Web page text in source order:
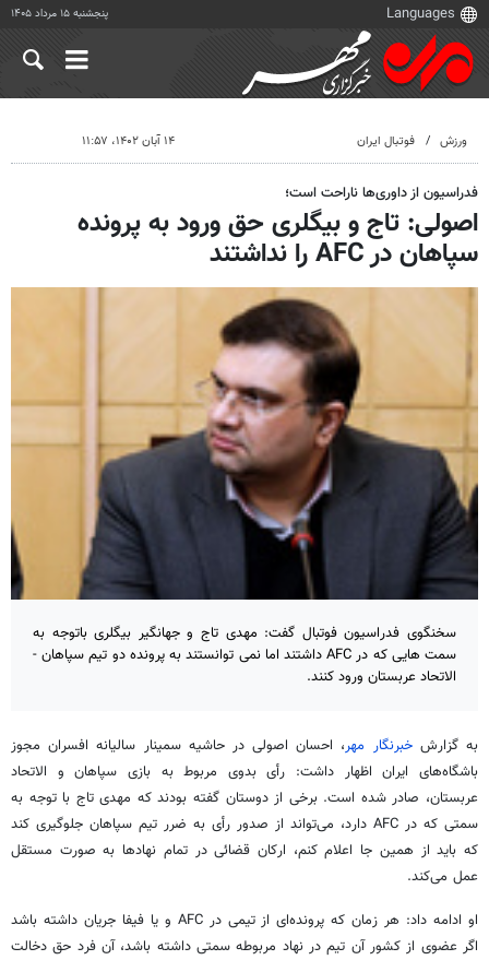
پنجشنبه ۱۵ مرداد ۱۴۰۵
ورزش فوتبال ایران ۱۴ آبان ۱۴۰۲، ۱۱:۵۷
فدراسیون از داوری‌ها ناراحت است؛
اصولی: تاج و بیگلری حق ورود به پرونده
سپاهان در AFC را نداشتند
سخنگوی فدراسیون فوتبال گفت: مهدی تاج و جهانگیر بیگلری باتوجه به
سمت هایی که در AFC داشتند اما نمی توانستند به پرونده دو تیم سپاهان -
الاتحاد عربستان ورود کنند.
به گزارشخبرنگار مهر، احسان اصولی در حاشیه سمینار سالیانه افسران مجوز
باشگاه‌های ایران اظهار داشت: رأی بدوی مربوط به بازی سپاهان و الاتحاد
عربستان، صادر شده است. برخی از دوستان گفته بودند که مهدی تاج با توجه به
سمتی که در AFC دارد، می‌تواند از صدور رأی به ضرر تیم سپاهان جلوگیری کند
که باید از همین جا اعلام کنم، ارکان قضائی در تمام نهادها به صورت مستقل
عمل می‌کند.
او ادامه داد: هر زمان که پرونده‌ای از تیمی در AFC و یا فیفا جریان داشته باشد
اگر عضوی از کشور آن تیم در نهاد مربوطه سمتی داشته باشد، آن فرد حق دخالت